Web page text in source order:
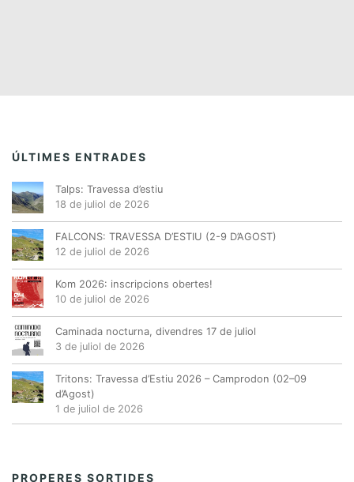
ÚLTIMES ENTRADES
Talps: Travessa d’estiu
18 de juliol de 2026
FALCONS: TRAVESSA D’ESTIU (2-9 D’AGOST)
12 de juliol de 2026
Kom 2026: inscripcions obertes!
10 de juliol de 2026
Caminada nocturna, divendres 17 de juliol
3 de juliol de 2026
Tritons: Travessa d’Estiu 2026 – Camprodon (02–09
d’Agost)
1 de juliol de 2026
PROPERES SORTIDES